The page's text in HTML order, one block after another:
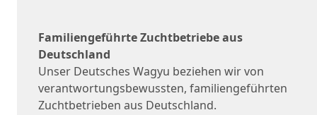
Familiengeführte Zuchtbetriebe aus
Deutschland
Unser Deutsches Wagyu beziehen wir von
verantwortungsbewussten, familiengeführten
Zuchtbetrieben aus Deutschland.